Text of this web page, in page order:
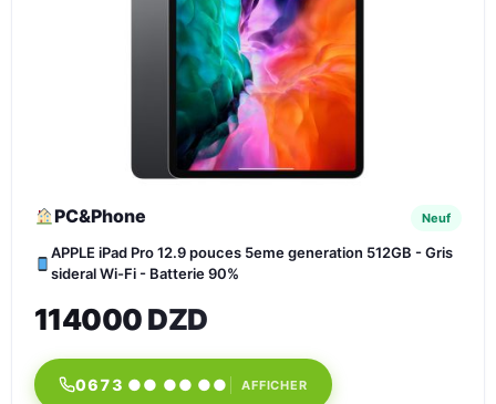
PC&Phone Neuf
APPLE iPad Pro 12.9 pouces 5eme generation 512GB - Gris
sideral Wi-Fi - Batterie 90%
114000 DZD
0673 ●● ●● ●● AFFICHER